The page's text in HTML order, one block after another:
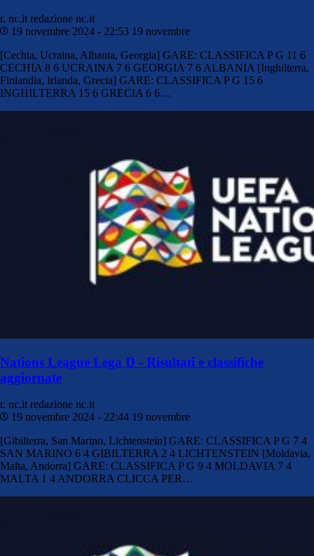
r. nc.it redazione nc.it
19 novembre 2024 - 22:53 19 novembre
[Cechia, Ucraina, Albania, Georgia] GARE: CLASSIFICA P G 11 6
CECHIA 8 6 UCRAINA 7 6 GEORGIA 7 6 ALBANIA [Inghilterra,
Finlandia, Irlanda, Grecia] GARE: CLASSIFICA P G 15 6
INGHILTERRA 15 6 GRECIA 6 6…
Nations League Lega D - Risultati e classifiche
aggiornate
r. nc.it redazione nc.it
19 novembre 2024 - 22:44 19 novembre
[Gibilterra, San Marino, Lichtenstein] GARE: CLASSIFICA P G 7 4
SAN MARINO 6 4 GIBILTERRA 2 4 LICHTENSTEIN [Moldavia,
Malta, Andorra] GARE: CLASSIFICA P G 9 4 MOLDAVIA 7 4
MALTA 1 4 ANDORRA CLICCA PER…